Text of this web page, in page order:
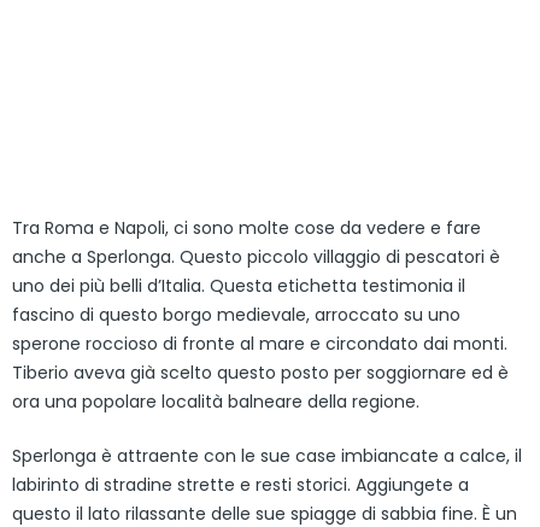
Tra Roma e Napoli, ci sono molte cose da vedere e fare
anche a Sperlonga. Questo piccolo villaggio di pescatori è
uno dei più belli d’Italia. Questa etichetta testimonia il
fascino di questo borgo medievale, arroccato su uno
sperone roccioso di fronte al mare e circondato dai monti.
Tiberio aveva già scelto questo posto per soggiornare ed è
ora una popolare località balneare della regione.
Sperlonga è attraente con le sue case imbiancate a calce, il
labirinto di stradine strette e resti storici. Aggiungete a
questo il lato rilassante delle sue spiagge di sabbia fine. È un